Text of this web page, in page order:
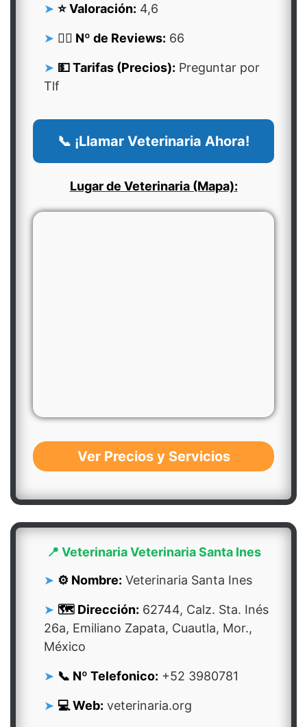
⭐ Valoración: 4,6
👍🏻 Nº de Reviews: 66
💵 Tarifas (Precios): Preguntar por
Tlf
📞 ¡Llamar Veterinaria Ahora!
Lugar de Veterinaria (Mapa):
Ver Precios y Servicios
📍 Veterinaria Veterinaria Santa Ines
⚙️ Nombre: Veterinaria Santa Ines
🗺️ Dirección: 62744, Calz. Sta. Inés
26a, Emiliano Zapata, Cuautla, Mor.,
México
📞 Nº Telefonico: +52 3980781
💻 Web: veterinaria.org